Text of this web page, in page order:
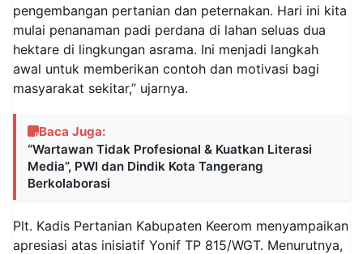
pengembangan pertanian dan peternakan. Hari ini kita
mulai penanaman padi perdana di lahan seluas dua
hektare di lingkungan asrama. Ini menjadi langkah
awal untuk memberikan contoh dan motivasi bagi
masyarakat sekitar,” ujarnya.
Baca Juga:
“Wartawan Tidak Profesional & Kuatkan Literasi
Media”, PWI dan Dindik Kota Tangerang
Berkolaborasi
Plt. Kadis Pertanian Kabupaten Keerom menyampaikan
apresiasi atas inisiatif Yonif TP 815/WGT. Menurutnya,